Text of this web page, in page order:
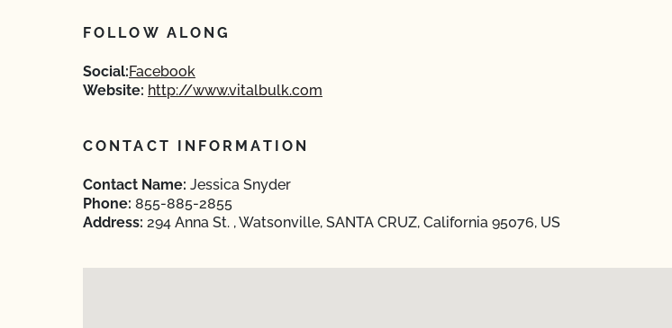
FOLLOW ALONG
Social:Facebook
Website: http://www.vitalbulk.com
CONTACT INFORMATION
Contact Name: Jessica Snyder
Phone: 855-885-2855
Address: 294 Anna St. , Watsonville, SANTA CRUZ, California 95076, US